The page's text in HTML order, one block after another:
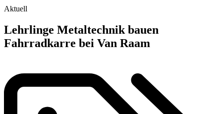
Aktuell
Lehrlinge Metaltechnik bauen
Fahrradkarre bei Van Raam